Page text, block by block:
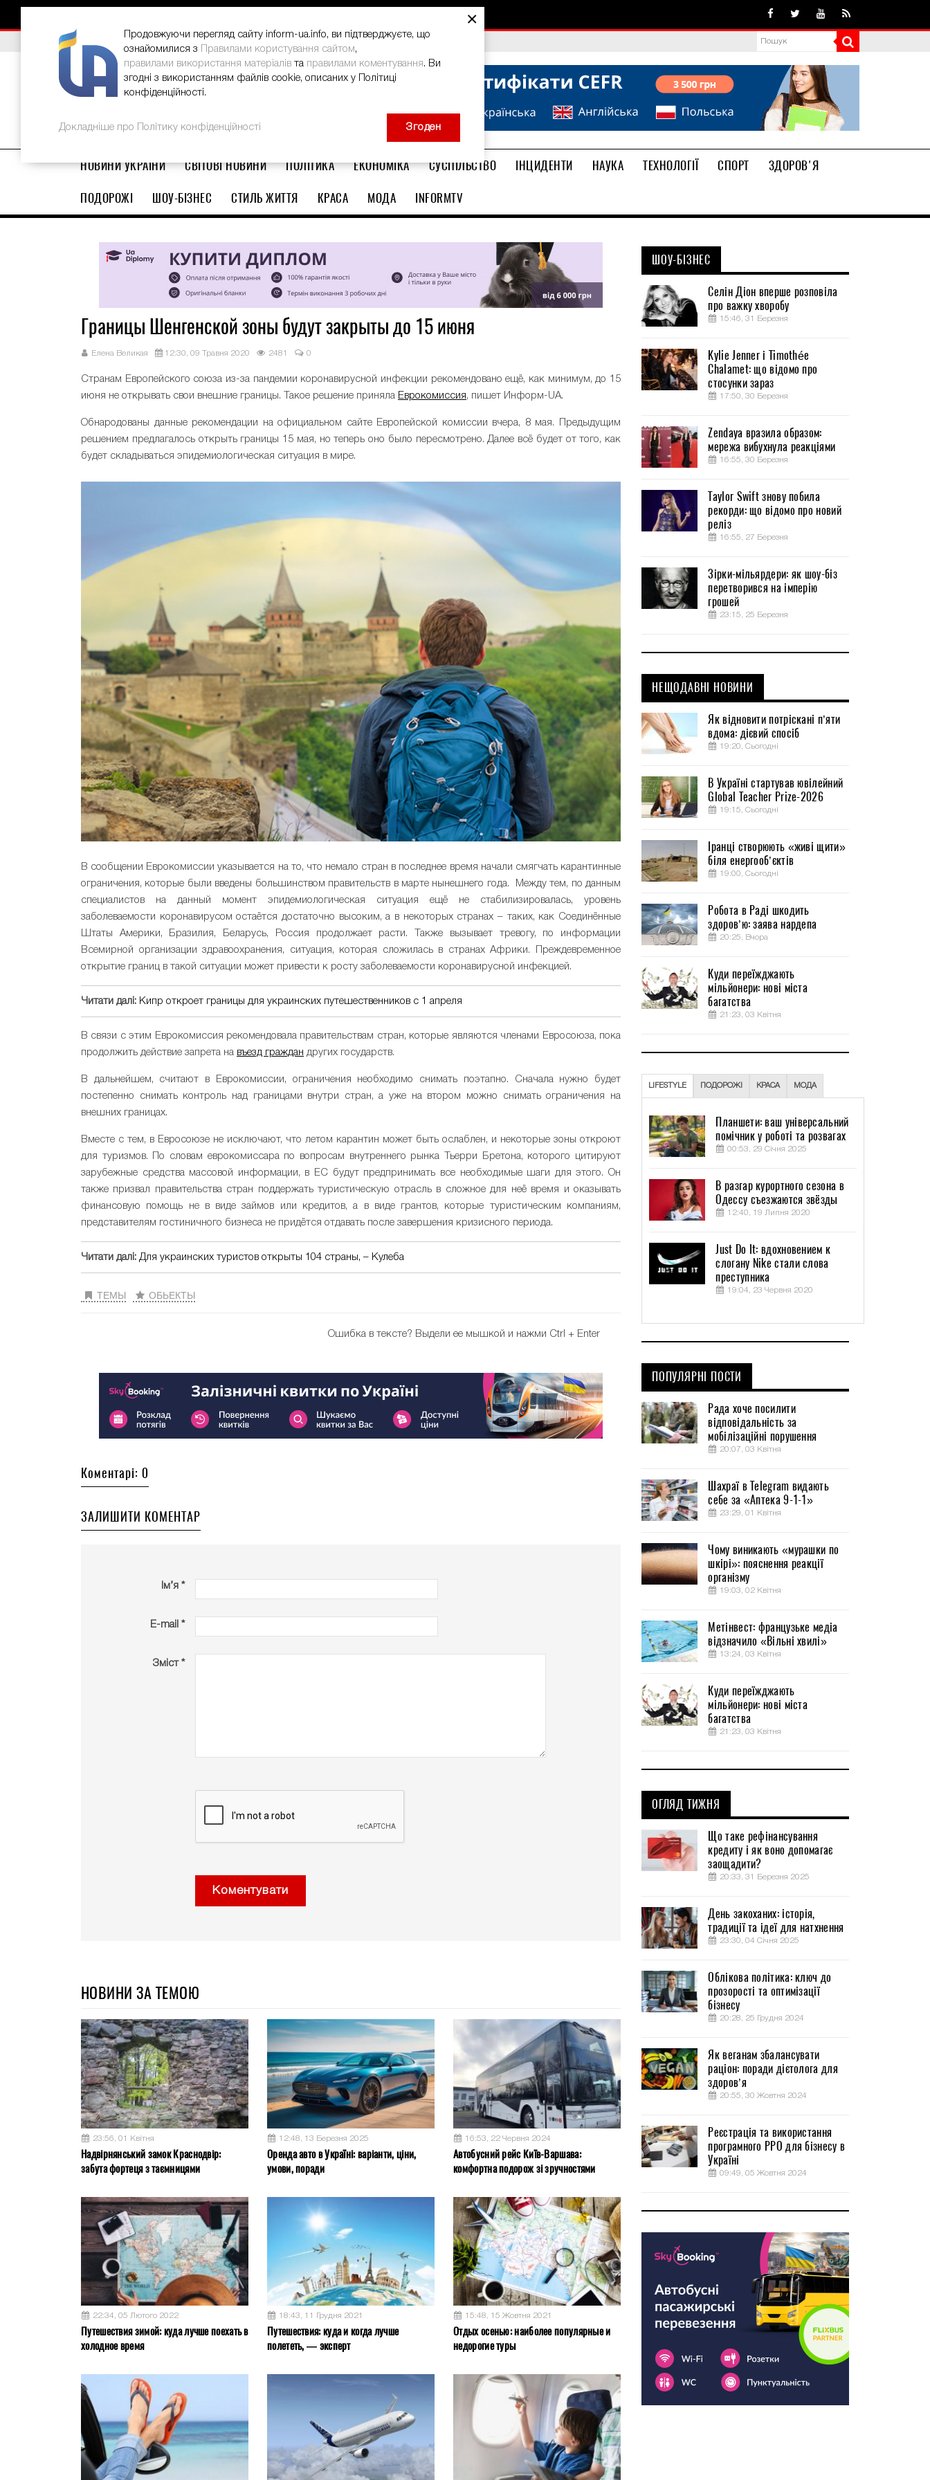
ВИБІР РЕДАКЦІЇ В Україні стартував ювілейний Global Teacher Prize-2026
НОВИНИ УКРАЇНИ СВІТОВІ НОВИНИ ПОЛІТИКА ЕКОНОМІКА СУСПІЛЬСТВО ІНЦИДЕНТИ НАУКА ТЕХНОЛОГІЇ СПОРТ
ЗДОРОВ'Я
ПОДОРОЖІ
ШОУ-БІЗНЕС СТИЛЬ ЖИТТЯ КРАСА МОДА INFORMTV
Границы Шенгенской зоны будут закрыты до 15 июня
Елена Великая 12:30, 09 Травня 2020 2481 0
Странам Европейского союза из-за пандемии коронавирусной инфекции рекомендовано ещё, как минимум, до 15
июня не открывать свои внешние границы. Такое решение приняла Еврокомиссия, пишет Информ-UA.
Обнародованы данные рекомендации на официальном сайте Европейской комиссии вчера, 8 мая. Предыдущим
решением предлагалось открыть границы 15 мая, но теперь оно было пересмотрено. Далее всё будет от того, как
будет складываться эпидемиологическая ситуация в мире.
В сообщении Еврокомиссии указывается на то, что немало стран в последнее время начали смягчать карантинные
ограничения, которые были введены большинством правительств в марте нынешнего года. Между тем, по данным
специалистов на данный момент эпидемиологическая ситуация ещё не стабилизировалась, уровень
заболеваемости коронавирусом остаётся достаточно высоким, а в некоторых странах – таких, как Соединённые
Штаты Америки, Бразилия, Беларусь, Россия продолжает расти. Также вызывает тревогу, по информации
Всемирной организации здравоохранения, ситуация, которая сложилась в странах Африки. Преждевременное
открытие границ в такой ситуации может привести к росту заболеваемости коронавирусной инфекцией.
Читати далі: Кипр откроет границы для украинских путешественников с 1 апреля
В связи с этим Еврокомиссия рекомендовала правительствам стран, которые являются членами Евросоюза, пока
продолжить действие запрета на въезд граждан других государств.
В дальнейшем, считают в Еврокомиссии, ограничения необходимо снимать поэтапно. Сначала нужно будет
постепенно снимать контроль над границами внутри стран, а уже на втором можно снимать ограничения на
внешних границах.
Вместе с тем, в Евросоюзе не исключают, что летом карантин может быть ослаблен, и некоторые зоны откроют
для туризмов. По словам еврокомиссара по вопросам внутреннего рынка Тьерри Бретона, которого цитируют
зарубежные средства массовой информации, в ЕС будут предпринимать все необходимые шаги для этого. Он
также призвал правительства стран поддержать туристическую отрасль в сложное для неё время и оказывать
финансовую помощь не в виде займов или кредитов, а в виде грантов, которые туристическим компаниям,
представителям гостиничного бизнеса не придётся отдавать после завершения кризисного периода.
Читати далі: Для украинских туристов открыты 104 страны, – Кулеба
ТЕМЫ ОБЬЕКТЫ
Ошибка в тексте? Выдели ее мышкой и нажми Ctrl + Enter
Коментарі: 0
ЗАЛИШИТИ КОМЕНТАР
Ім’я *
E-mail *
Зміст *
Коментувати
НОВИНИ ЗА ТЕМОЮ
23:56, 01 Квітня
Надвірнянський замок Краснодвір:
забута фортеця з таємницями
12:48, 13 Березня 2025
Оренда авто в Україні: варіанти, ціни,
умови, поради
16:53, 22 Червня 2024
Автобусний рейс Київ-Варшава:
комфортна подорож зі зручностями
22:34, 05 Лютого 2022
Путешествия зимой: куда лучше поехать в
холодное время
18:43, 11 Грудня 2021
Путешествия: куда и когда лучше
полететь, — эксперт
15:48, 15 Жовтня 2021
Отдых осенью: наиболее популярные и
недорогие туры
ШОУ-БІЗНЕС
Селін Діон вперше розповіла
про важку хворобу
15:46, 31 Березня
Kylie Jenner і Timothée
Chalamet: що відомо про
стосунки зараз
17:50, 30 Березня
Zendaya вразила образом:
мережа вибухнула реакціями
16:55, 30 Березня
Taylor Swift знову побила
рекорди: що відомо про новий
реліз
16:55, 27 Березня
Зірки-мільярдери: як шоу-біз
перетворився на імперію
грошей
23:15, 25 Березня
НЕЩОДАВНІ НОВИНИ
Як відновити потріскані п’яти
вдома: дієвий спосіб
19:20, Сьогодні
В Україні стартував ювілейний
Global Teacher Prize-2026
19:15, Сьогодні
Іранці створюють «живі щити»
біля енергооб’єктів
19:00, Сьогодні
Робота в Раді шкодить
здоров’ю: заява нардепа
20:25, Вчора
Куди переїжджають
мільйонери: нові міста
багатства
21:23, 03 Квітня
LIFESTYLE ПОДОРОЖІ КРАСА МОДА
Планшети: ваш універсальний
помічник у роботі та розвагах
00:53, 29 Січня 2025
В разгар курортного сезона в
Одессу съезжаются звёзды
12:40, 19 Липня 2020
Just Do It: вдохновением к
слогану Nike стали слова
преступника
19:04, 23 Червня 2020
ПОПУЛЯРНІ ПОСТИ
Рада хоче посилити
відповідальність за
мобілізаційні порушення
20:07, 03 Квітня
Шахраї в Telegram видають
себе за «Аптека 9-1-1»
23:29, 01 Квітня
Чому виникають «мурашки по
шкірі»: пояснення реакції
організму
19:03, 02 Квітня
Метінвест: французьке медіа
відзначило «Вільні хвилі»
13:24, 03 Квітня
Куди переїжджають
мільйонери: нові міста
багатства
21:23, 03 Квітня
ОГЛЯД ТИЖНЯ
Що таке рефінансування
кредиту і як воно допомагає
заощадити?
20:33, 31 Березня 2025
День закоханих: історія,
традиції та ідеї для натхнення
23:30, 04 Січня 2025
Облікова політика: ключ до
прозорості та оптимізації
бізнесу
20:28, 25 Грудня 2024
Як веганам збалансувати
раціон: поради дієтолога для
здоров’я
20:55, 30 Жовтня 2024
Реєстрація та використання
програмного РРО для бізнесу в
Україні
09:49, 05 Жовтня 2024
×
Продовжуючи перегляд сайту inform-ua.info, ви підтверджуєте, що
ознайомилися з
Правилами користування сайтом,
правилами використання матеріалів та правилами коментування. Ви
згодні з використанням файлів cookie, описаних у Політиці
конфіденційності.
Докладніше про Політику конфіденційності Згоден